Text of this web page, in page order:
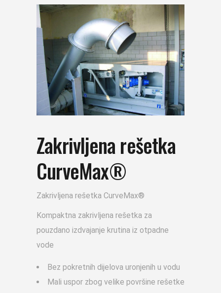
Zakrivljena rešetka
CurveMax®
Zakrivljena rešetka CurveMax®
Kompaktna zakrivljena rešetka za
pouzdano izdvajanje krutina iz otpadne
vode
Bez pokretnih dijelova uronjenih u vodu
Mali uspor zbog velike površine rešetke